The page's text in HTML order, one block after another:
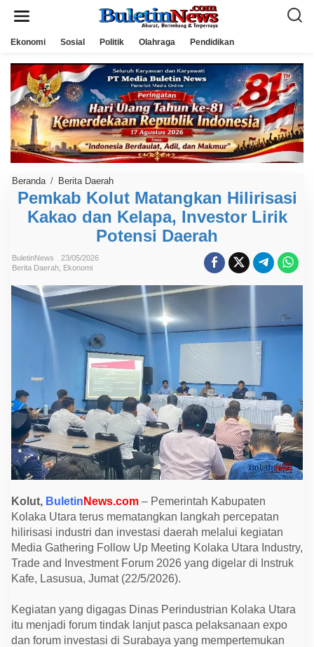
Ekonomi Sosial Politik Olahraga Pendidikan
Beranda / Berita Daerah
m
k
a
b
K
t
M
t
a
k
a
n
i
l
r
i
s
K
a
k
a
o
d
a
n
K
a
p
a
,
Pemkab Kolut Matangkan Hilirisasi
Kakao dan Kelapa, Investor Lirik
Potensi Daerah
BuletinNews
23/05/2026
Berita Daerah Ekonomi
Kolut, Buletin News.com – Pemerintah Kabupaten
Kolaka Utara terus mematangkan langkah percepatan
hilirisasi industri dan investasi daerah melalui kegiatan
Media Gathering Follow Up Meeting Kolaka Utara Industry,
Trade and Investment Forum 2026 yang digelar di Instruk
Kafe, Lasusua, Jumat (22/5/2026).
Kegiatan yang digagas Dinas Perindustrian Kolaka Utara
itu menjadi forum tindak lanjut pasca pelaksanaan expo
dan forum investasi di Surabaya yang mempertemukan